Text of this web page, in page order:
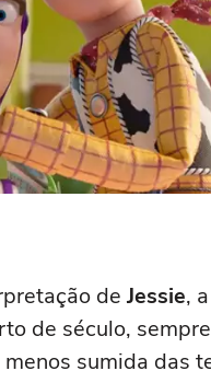
de Jessie,
de século,
sumida das